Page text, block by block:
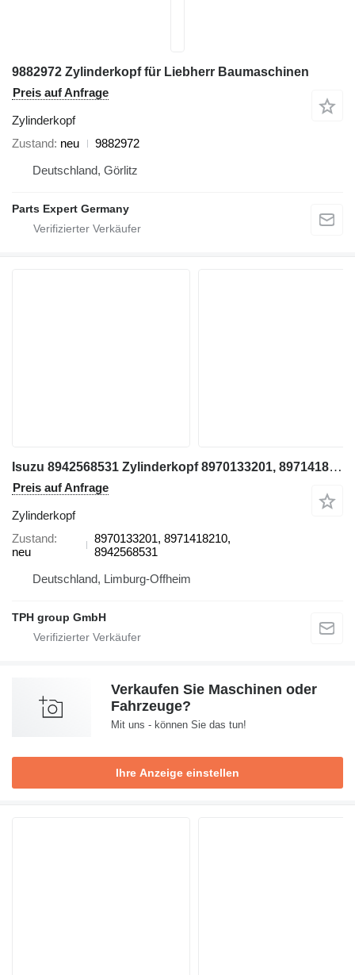
9882972 Zylinderkopf für Liebherr Baumaschinen
Preis auf Anfrage
Zylinderkopf
Zustand neu
9882972
Deutschland, Görlitz
Parts Expert Germany
Isuzu 8942568531 Zylinderkopf 8970133201, 8971418210, XD Modelle 4BD1, für Hitachi EX100, EX100-2 Bagger
Preis auf Anfrage
Zylinderkopf
Zustand
neu
8970133201, 8971418210,
8942568531
Deutschland, Limburg-Offheim
TPH group GmbH
Verkaufen Sie Maschinen oder
Fahrzeuge?
Mit uns - können Sie das tun!
Ihre Anzeige einstellen